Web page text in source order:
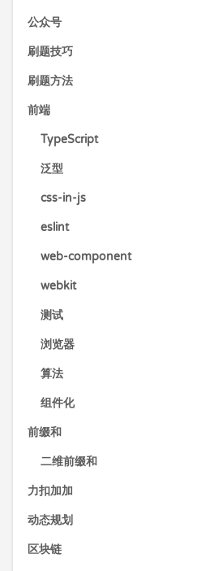
公众号
刷题技巧
刷题方法
前端
TypeScript
泛型
css-in-js
eslint
web-component
webkit
测试
浏览器
算法
组件化
前缀和
二维前缀和
力扣加加
动态规划
区块链